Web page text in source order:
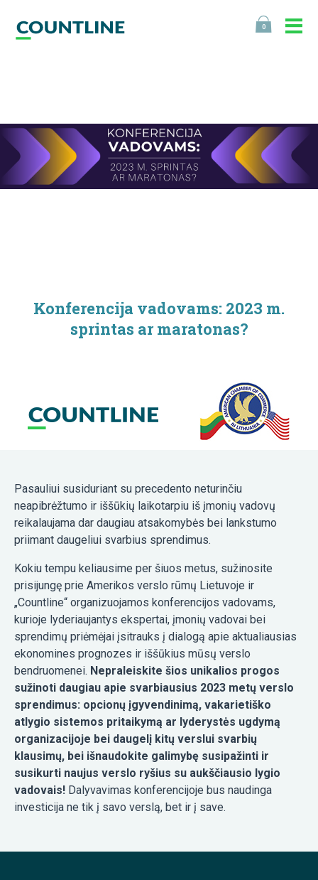
0
Konferencija vadovams: 2023 m.
sprintas ar maratonas?
Pasauliui susiduriant su precedento neturinčiu
neapibrėžtumo ir iššūkių laikotarpiu iš įmonių vadovų
reikalaujama dar daugiau atsakomybės bei lankstumo
priimant daugeliui svarbius sprendimus.
Kokiu tempu keliausime per šiuos metus, sužinosite
prisijungę prie Amerikos verslo rūmų Lietuvoje ir
„Countline“ organizuojamos konferencijos vadovams,
kurioje lyderiaujantys ekspertai, įmonių vadovai bei
sprendimų priėmėjai įsitrauks į dialogą apie aktualiausias
ekonomines prognozes ir iššūkius mūsų verslo
bendruomenei. Nepraleiskite šios unikalios progos
sužinoti daugiau apie svarbiausius 2023 metų verslo
sprendimus: opcionų įgyvendinimą, vakarietiško
atlygio sistemos pritaikymą ar lyderystės ugdymą
organizacijoje bei daugelį kitų verslui svarbių
klausimų, bei išnaudokite galimybę susipažinti ir
susikurti naujus verslo ryšius su aukščiausio lygio
vadovais! Dalyvavimas konferencijoje bus naudinga
investicija ne tik į savo verslą, bet ir į save.